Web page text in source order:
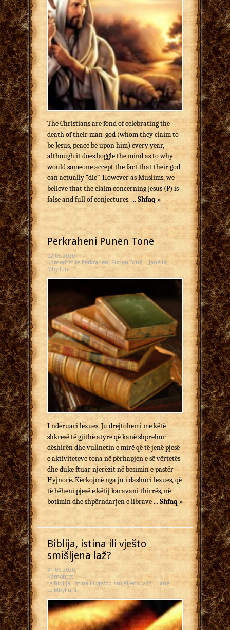
The Christians are fond of celebrating the
death of their man-god (whom they claim to
be Jesus, peace be upon him) every year,
although it does boggle the mind as to why
would someone accept the fact that their god
can actually “die”. However as Muslims, we
believe that the claim concerning Jesus (P) is
false and full of conjectures. ...Shfaq »
Përkraheni Punën Tonë
02.06.2020
Komentet te Përkraheni Punën Tonë
Janë të
Mbyllura
I nderuari lexues. Ju drejtohemi me këtë
shkresë të gjithë atyre që kanë shprehur
dëshirën dhe vullnetin e mirë që të jenë pjesë
e aktiviteteve tona në përhapjen e së vërtetës
dhe duke ftuar njerëzit në besimin e pastër
Hyjnorë. Kërkojmë nga ju i dashuri lexues, që
të bëheni pjesë e këtij karavani thirrës, në
botimin dhe shpërndarjen e librave ...Shfaq »
Biblija, istina ili vješto
smišljena laž?
31.05.2020
Komentet
te Biblija, istina ili vješto smišljena laž?
Janë
të Mbyllura